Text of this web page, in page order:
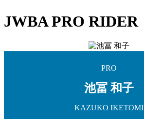
JWBA PRO RIDER
PRO
池冨 和子
KAZUKO IKETOMI